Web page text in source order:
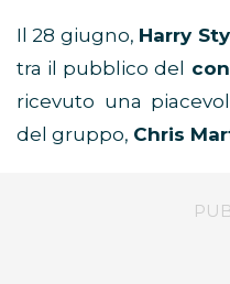
Il 28 giugno, Harry
tra il pubblico del
ricevuto una
del gruppo, Chris